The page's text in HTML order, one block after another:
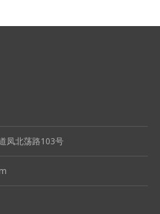
凤北荡路103号